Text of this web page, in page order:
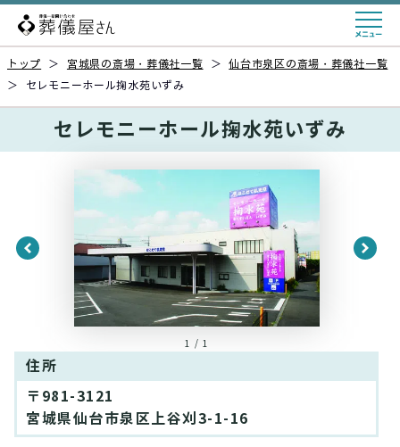
トップ ＞ 宮城県の斎場・葬儀社一覧 ＞
仙台市泉区の斎場・葬儀社一覧
＞
セレモニーホール掬水苑いずみ
セレモニーホール掬水苑いずみ
1 / 1
住所
〒981-3121
宮城県仙台市泉区上谷刈3-1-16